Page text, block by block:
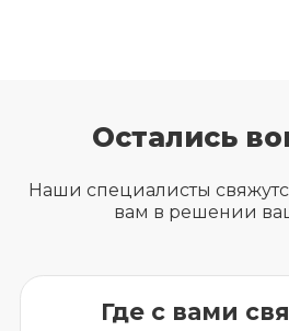
Остались
Наши специалисты
вам в решении
Где с вами